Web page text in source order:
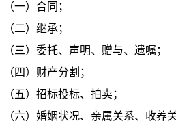
）合同；
）继承；
）委托、声明、赠与、遗嘱；
）财产分割；
）招标投标、拍卖；
）婚姻状况、亲属关系、收养关